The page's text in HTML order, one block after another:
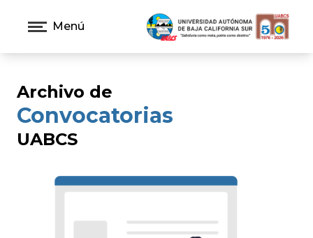
Menú
Archivo de
Convocatorias
UABCS